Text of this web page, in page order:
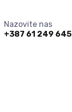
Nazovite nas
+387 61 249 645